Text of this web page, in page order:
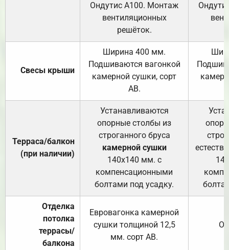
Ондутис А100. Монтаж
вентиляционных
решёток.
Свесы крыши
Ширина 400 мм.
Подшиваются вагонкой
камерной сушки, сорт
АВ.
Терраса/балкон
(при наличии)
Устанавливаются
опорные столбы из
строганного бруса
камерной сушки
140х140 мм. с
компенсационными
болтами под усадку.
Отделка
потолка
террасы/
балкона
Евровагонка камерной
сушки толщиной 12,5
мм. сорт АВ.